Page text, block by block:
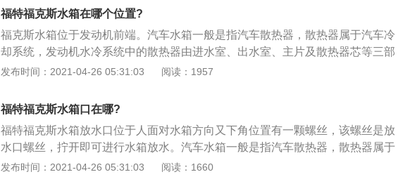
所有者手动关闭此功能。在以下情况下，ESP可以暂时关闭，如车辆处于泥潭
中，ESP系统将减小发动机扭矩，从而导致车轮打滑增加。当进行极端驾驶时，
能够以一定的滑移率完成极端驾驶操作时，应关闭ESP。大雪路面，在有雪的湿
滑路面上，轮胎摩擦力明显降低。ESP功能将影响发动机的正常输出扭矩，并且
不会改善车轮打滑现象。值得注意的是，当积雪刚刚开始融化时，必须打开ES
器的数据判断。此时，ESP警报，影响车辆其他功能的正常使用。
福特福克斯水箱在哪个位置?
福克斯水箱位于发动机前端。汽车水箱一般是指汽车散热器，散热器属于汽车冷
却系统，发动机水冷系统中的散热器由进水室、出水室、主片及散热器芯等三部
分构成。汽车水箱加水步骤如下：1、逆时针方向转动压力盖，如果听到嘶嘶
膨胀罐MAX和MIN刻度之间的位置；3、在冷却液膨胀罐盖打开的情况下，启动
发动机；4、启动发动机后，罐内冷却液会慢慢减少，这时候再添加适量的冷却
液到膨胀罐内，直至液面达到冷却液膨胀罐MAX和MIN度之间的位置；5、重新
装上盖子，确保压力盖用手拧紧并完全入位。
发布时间：2021-04-26 05:31:03 阅读：1957
福特福克斯水箱口在哪?
福特福克斯水箱放水口位于人面对水箱方向又下角位置有一颗螺丝，该螺丝是放
水口螺丝，拧开即可进行水箱放水。汽车水箱一般是指汽车散热器，散热器属于
汽车冷却系统，发动机水冷系统中的散热器由进水室、出水室、主片及散热器芯
发布时间：2021-04-26 05:31:03 阅读：1660